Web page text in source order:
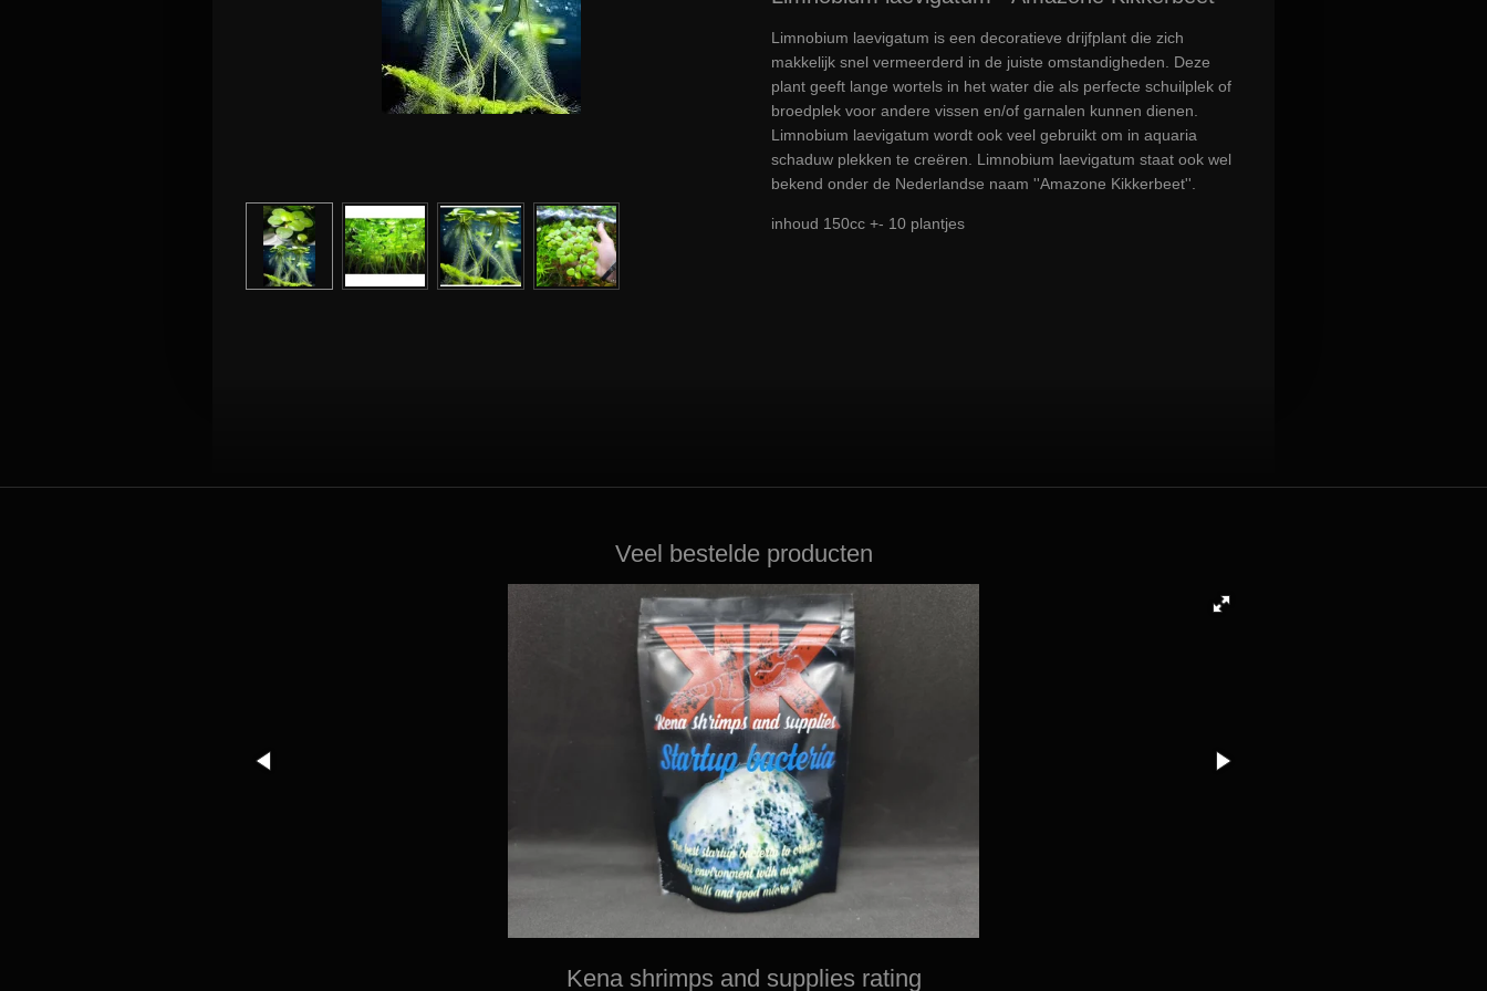
Limnobium laevigatum is een decoratieve drijfplant die zich
makkelijk snel vermeerderd in de juiste omstandigheden. Deze
plant geeft lange wortels in het water die als perfecte schuilplek of
broedplek voor andere vissen en/of garnalen kunnen dienen.
Limnobium laevigatum wordt ook veel gebruikt om in aquaria
schaduw plekken te creëren. Limnobium laevigatum staat ook wel
bekend onder de Nederlandse naam ''Amazone Kikkerbeet''.
inhoud 150cc +- 10 plantjes
Veel bestelde producten
Kena shrimps and supplies rating